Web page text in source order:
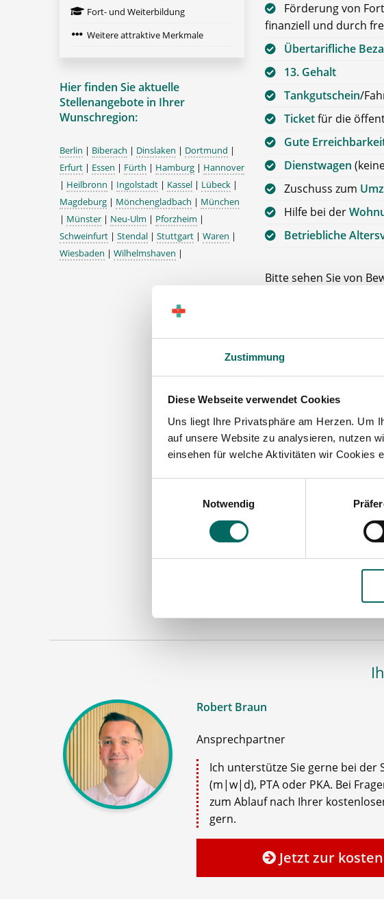
Zustimmung
Diese Webseite verwendet Cookies
Uns liegt Ihre Privatsphäre am Herzen. Um
auf unsere Website zu analysieren, nutzen
einsehen für welche Aktivitäten wir Cookies
Notwendig
Förderung von
finanziell und durch
Übertarifliche
13. Gehalt
Tankgutschein/
Ticketfür die
Gute
Dienstwagen
Zuschuss zum
Hilfe bei der
Betriebliche
Bitte sehen Sie von
Momentan
Saale-
Fort- und Weiterbildung
Weitere attraktive Merkmale
Hier finden Sie aktuelle
Stellenangebote in Ihrer
Wunschregion:
Berlin | Biberach | Dinslaken | Dortmund |
Erfurt | Essen | Fürth | Hamburg | Hannover
| Heilbronn | Ingolstadt | Kassel | Lübeck |
Magdeburg | Mönchengladbach | München
| Münster | Neu-Ulm | Pforzheim |
Schweinfurt | Stendal | Stuttgart | Waren |
Wiesbaden | Wilhelmshaven |
Robert Braun
Ansprechpartner
Ich unterstütze Sie gerne bei der
(m|w|d), PTA oder PKA. Bei
zum Ablauf nach Ihrer
gern.
Jetzt zur